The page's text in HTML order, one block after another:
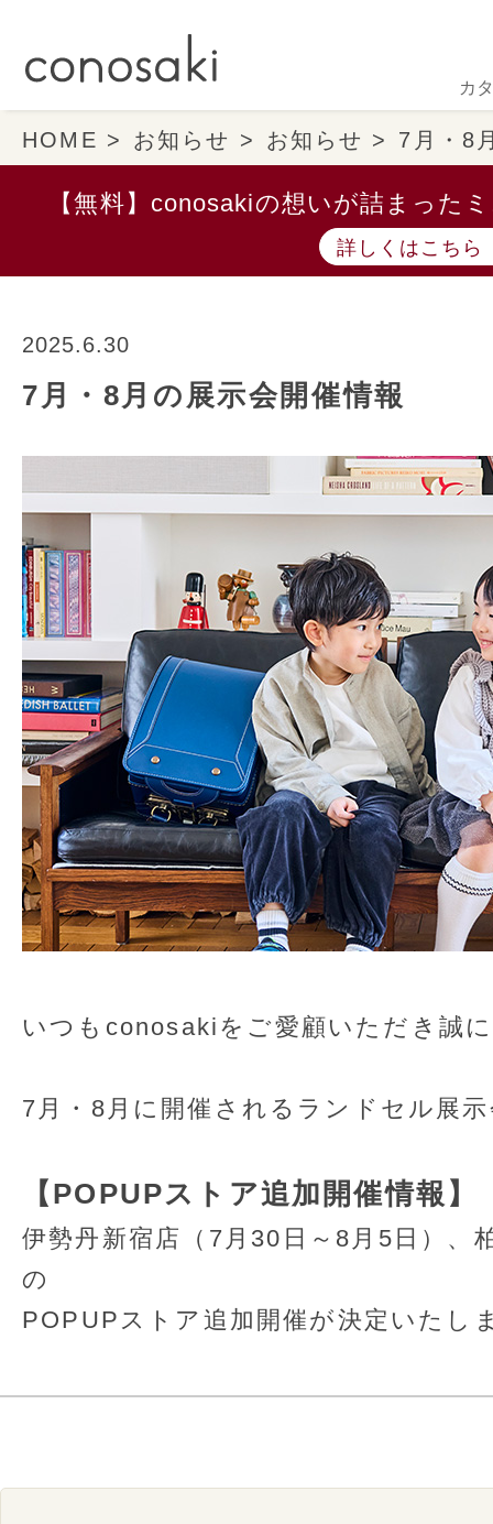
カ
HOME お知らせ お知らせ 7月・8
【無料】conosakiの想いが詰まった
詳しくはこちら
2025.6.30
7月・8月の展示会開催情報
いつもconosakiをご愛顧いただき誠
7月・8月に開催されるランドセル展
【POPUPストア追加開催情報】
伊勢丹新宿店（7月30日～8月5日）、
の
POPUPストア追加開催が決定いたし